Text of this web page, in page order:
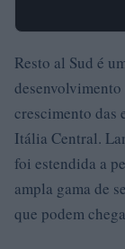
Resto al Sud é
crescimento das
Itália Central.
foi estendida a
ampla gama de
que podem